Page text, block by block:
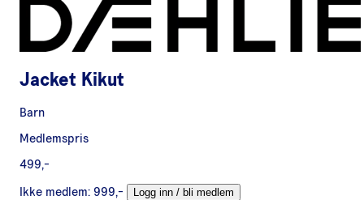
Jacket Kikut
Barn
Medlemspris
499,-
Ikke medlem: 999,- Logg inn / bli medlem